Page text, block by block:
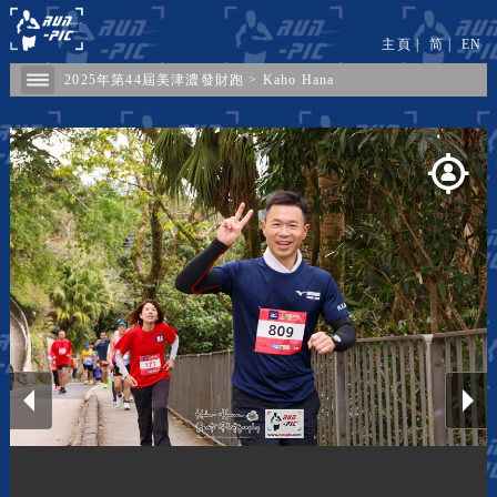
2025年第44屆美津濃發財跑 > Kaho Hana
主頁 | 简| EN